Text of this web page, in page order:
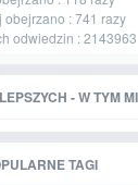
obejrzano :741 razy
odwiedzin :2143963
- W TYM
TAGI